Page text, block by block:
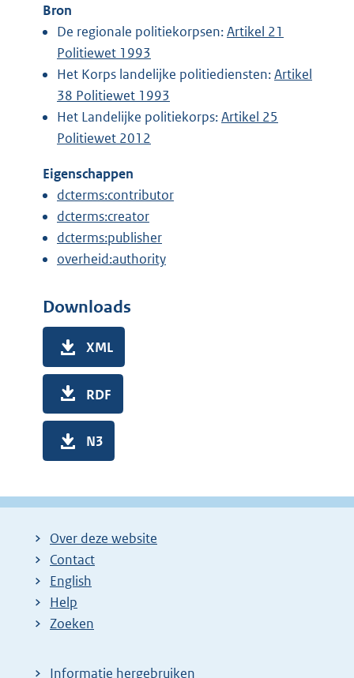
Bron
De regionale politiekorpsen:Artikel 21
Politiewet 1993
Het Korps landelijke politiediensten:Artikel
38 Politiewet 1993
Het Landelijke politiekorps:Artikel 25
Politiewet 2012
Eigenschappen
dcterms:contributor
dcterms:creator
dcterms:publisher
overheid:authority
Downloads
XML
RDF
N3
Over deze website
Contact
English
Help
Zoeken
Informatie hergebruiken